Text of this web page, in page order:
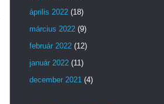
április 2022 (18)
március 2022 (9)
február 2022 (12)
január 2022 (11)
december 2021 (4)